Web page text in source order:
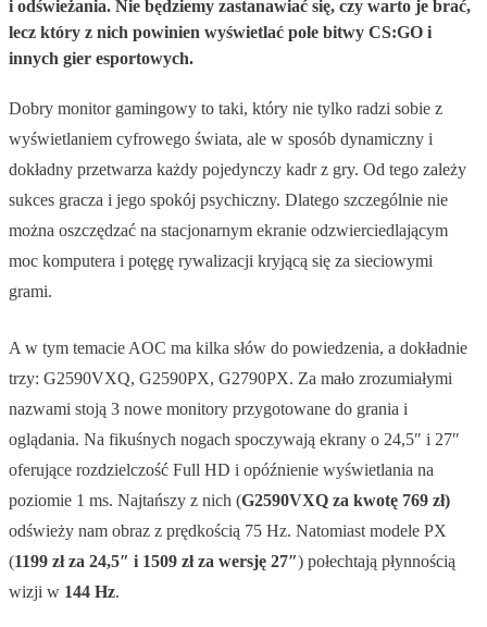
i odświeżania. Nie będziemy zastanawiać się, czy warto je brać,
lecz który z nich powinien wyświetlać pole bitwy CS:GO i
innych gier esportowych.
Dobry monitor gamingowy to taki, który nie tylko radzi sobie z
wyświetlaniem cyfrowego świata, ale w sposób dynamiczny i
dokładny przetwarza każdy pojedynczy kadr z gry. Od tego zależy
sukces gracza i jego spokój psychiczny. Dlatego szczególnie nie
można oszczędzać na stacjonarnym ekranie odzwierciedlającym
moc komputera i potęgę rywalizacji kryjącą się za sieciowymi
grami.
A w tym temacie AOC ma kilka słów do powiedzenia, a dokładnie
trzy: G2590VXQ, G2590PX, G2790PX. Za mało zrozumiałymi
nazwami stoją 3 nowe monitory przygotowane do grania i
oglądania. Na fikuśnych nogach spoczywają ekrany o 24,5″ i 27″
oferujące rozdzielczość Full HD i opóźnienie wyświetlania na
poziomie 1 ms. Najtańszy z nich (G2590VXQ za kwotę 769 zł)
odświeży nam obraz z prędkością 75 Hz. Natomiast modele PX
(1199 zł za 24,5″ i 1509 zł za wersję 27″) połechtają płynnością
wizji w 144 Hz.